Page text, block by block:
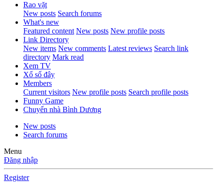
Rao vặt
New posts Search forums
What's new
Featured content New posts New profile posts
Link Directory
New items New comments Latest reviews Search link
directory Mark read
Xem TV
Xổ số đây
Members
Current visitors New profile posts Search profile posts
Funny Game
Chuyển nhà Bình Dương
New posts
Search forums
Menu
Đăng nhập
Register